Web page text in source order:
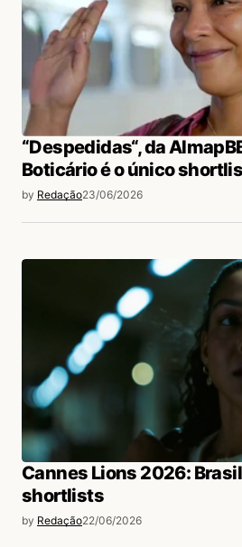
“Despedidas“, da
Boticário é o único
by Redação23/06/2026
Cannes Lions 2026:
shortlists
by Redação22/06/2026